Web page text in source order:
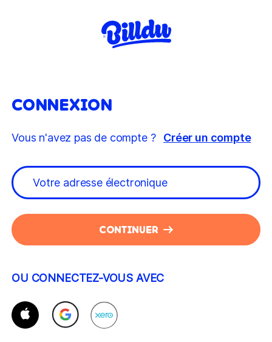
CONNEXION
Vous n'avez pas de compte ? Créer un compte
CONTINUER
OU CONNECTEZ-VOUS AVEC